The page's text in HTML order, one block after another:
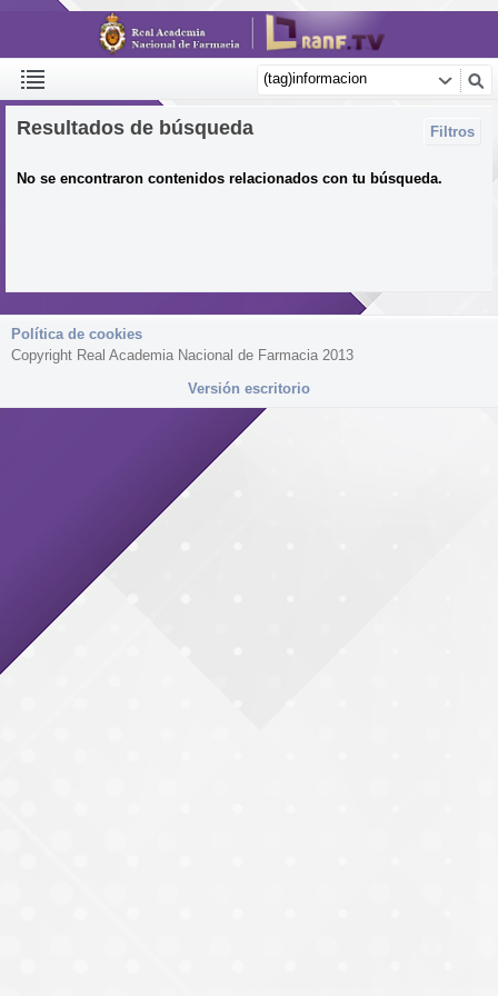
Filtros
Resultados de búsqueda
No se encontraron contenidos relacionados con tu búsqueda.
Política de cookies
Copyright Real Academia Nacional de Farmacia 2013
Versión escritorio